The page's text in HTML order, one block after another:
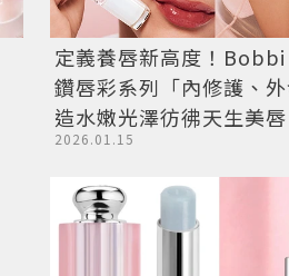
定義養唇新高度！
鑽唇彩系列「內修護、
造水嫩光澤彷彿天生美唇
2026.01.15